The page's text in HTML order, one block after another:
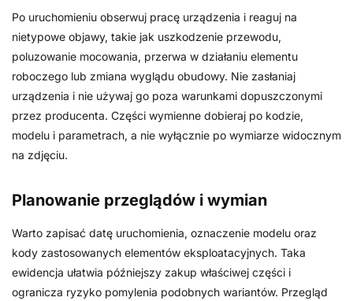
Po uruchomieniu obserwuj pracę urządzenia i reaguj na
nietypowe objawy, takie jak uszkodzenie przewodu,
poluzowanie mocowania, przerwa w działaniu elementu
roboczego lub zmiana wyglądu obudowy. Nie zasłaniaj
urządzenia i nie używaj go poza warunkami dopuszczonymi
przez producenta. Części wymienne dobieraj po kodzie,
modelu i parametrach, a nie wyłącznie po wymiarze widocznym
na zdjęciu.
Planowanie przeglądów i wymian
Warto zapisać datę uruchomienia, oznaczenie modelu oraz
kody zastosowanych elementów eksploatacyjnych. Taka
ewidencja ułatwia późniejszy zakup właściwej części i
ogranicza ryzyko pomylenia podobnych wariantów. Przegląd